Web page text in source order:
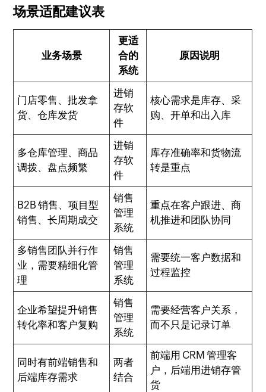
场景适配建议表
业务场景
更适
合的
系统
原因说明
门店零售、批发拿
货、仓库发货
进销
存软
件
核心需求是库存、采
购、开单和出入库
多仓库管理、商品
调拨、盘点频繁
进销
存软
件
库存准确率和货物流
转是重点
B2B 销售、项目型
销售、长周期成交
销售
管理
系统
重点在客户跟进、商
机推进和团队协同
多销售团队并行作
业，需要精细化管
理
销售
管理
系统
需要统一客户数据和
过程监控
企业希望提升销售
转化率和客户复购
销售
管理
系统
需要经营客户关系，
而不只是记录订单
同时有前端销售和
后端库存需求
两者
结合
前端用 CRM 管理客
户，后端用进销存管
货